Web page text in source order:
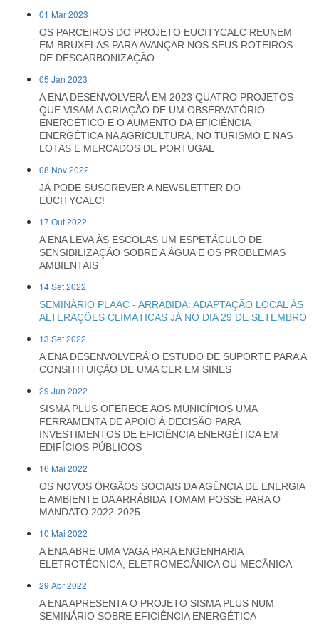
01 Mar 2023
OS PARCEIROS DO PROJETO EUCITYCALC REUNEM
EM BRUXELAS PARA AVANÇAR NOS SEUS ROTEIROS
DE DESCARBONIZAÇÃO
05 Jan 2023
A ENA DESENVOLVERÁ EM 2023 QUATRO PROJETOS
QUE VISAM A CRIAÇÃO DE UM OBSERVATÓRIO
ENERGÉTICO E O AUMENTO DA EFICIÊNCIA
ENERGÉTICA NA AGRICULTURA, NO TURISMO E NAS
LOTAS E MERCADOS DE PORTUGAL
08 Nov 2022
JÁ PODE SUSCREVER A NEWSLETTER DO
EUCITYCALC!
17 Out 2022
A ENA LEVA ÀS ESCOLAS UM ESPETÁCULO DE
SENSIBILIZAÇÃO SOBRE A ÁGUA E OS PROBLEMAS
AMBIENTAIS
14 Set 2022
SEMINÁRIO PLAAC - ARRÁBIDA: ADAPTAÇÃO LOCAL ÀS
ALTERAÇÕES CLIMÁTICAS JÁ NO DIA 29 DE SETEMBRO
13 Set 2022
A ENA DESENVOLVERÁ O ESTUDO DE SUPORTE PARA A
CONSITITUIÇÃO DE UMA CER EM SINES
29 Jun 2022
SISMA PLUS OFERECE AOS MUNICÍPIOS UMA
FERRAMENTA DE APOIO À DECISÃO PARA
INVESTIMENTOS DE EFICIÊNCIA ENERGÉTICA EM
EDIFÍCIOS PÚBLICOS
16 Mai 2022
OS NOVOS ÓRGÃOS SOCIAIS DA AGÊNCIA DE ENERGIA
E AMBIENTE DA ARRÁBIDA TOMAM POSSE PARA O
MANDATO 2022-2025
10 Mai 2022
A ENA ABRE UMA VAGA PARA ENGENHARIA
ELETROTÉCNICA, ELETROMECÂNICA OU MECÂNICA
29 Abr 2022
A ENA APRESENTA O PROJETO SISMA PLUS NUM
SEMINÁRIO SOBRE EFICIÊNCIA ENERGÉTICA